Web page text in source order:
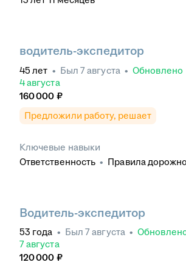
водитель-экспедитор
45 лет • Был 7 августа • Обновлено
4 августа
160 000 ₽
Предложили работу, решает
Ключевые навыки
Ответственность • Правила
накладная • Эксплуатация легкового
Экспедирование
доставка
• Замена расходных
жидкостей
Товарно-транспортная накладная
Водитель-экспедитор
53 года • Был 7 августа •
7 августа
120 000 ₽